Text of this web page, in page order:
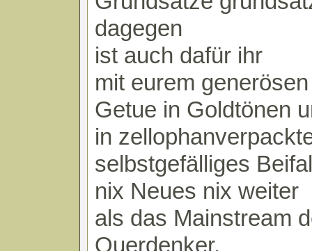
dagegen
ist auch dafür ihr
mit eurem generösen
Getue in Goldtönen
in
selbstgefälliges
nix Neues nix weiter
als das Mainstream
Querdenker,